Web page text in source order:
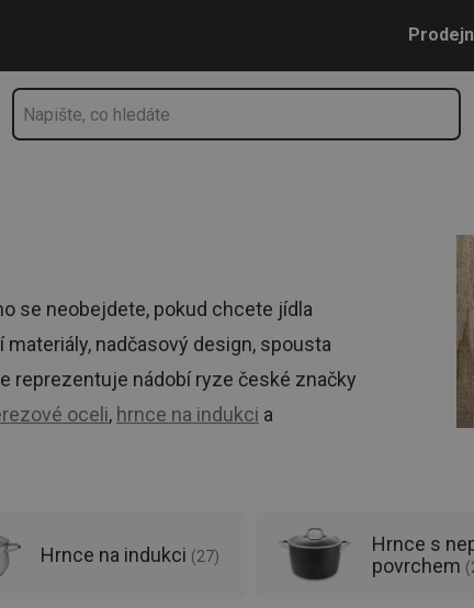
se neobejdete, pokud chcete jídla
nadčasový design, spousta
reprezentuje nádobí ryze české značky
oceli, hrnce na indukci a
Hrnce na indukci (27)
Hrnce s
povrchem (